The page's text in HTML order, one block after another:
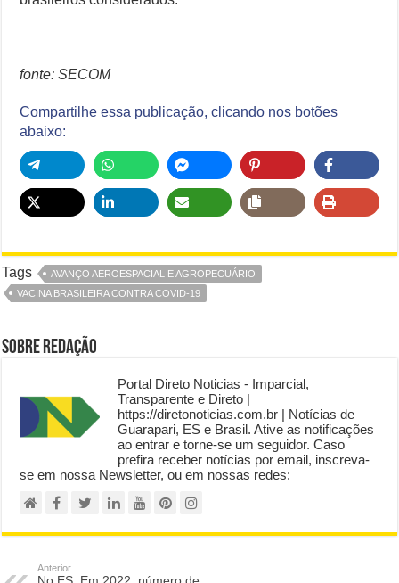
fonte: SECOM
Compartilhe essa publicação, clicando nos botões
abaixo:
Tags
AVANÇO AEROESPACIAL E AGROPECUÁRIO
VACINA BRASILEIRA CONTRA COVID-19
Sobre Redação
Portal Direto Noticias - Imparcial,
Transparente e Direto |
https://diretonoticias.com.br | Notícias de
Guarapari, ES e Brasil. Ative as notificações
ao entrar e torne-se um seguidor. Caso
prefira receber notícias por email, inscreva-
se em nossa Newsletter, ou em nossas redes:
Anterior